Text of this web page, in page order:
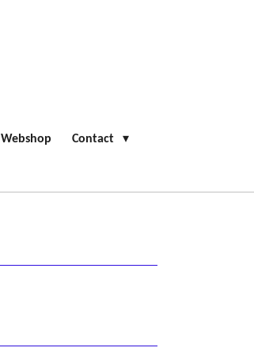
Webshop Contact